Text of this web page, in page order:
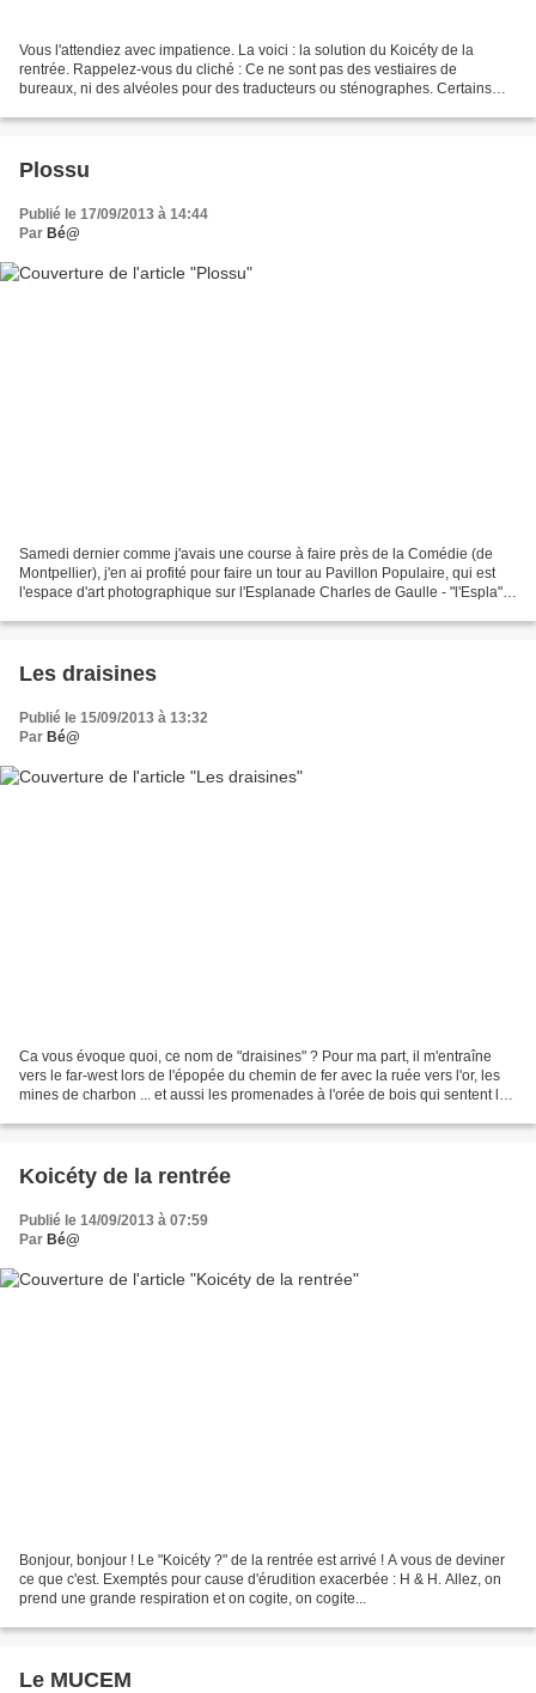
Vous l'attendiez avec impatience. La voici : la solution du Koicéty de la
rentrée. Rappelez-vous du cliché : Ce ne sont pas des vestiaires de
bureaux, ni des alvéoles pour des traducteurs ou sténographes. Certains
Plossu
Publié le 17/09/2013 à 14:44
Par Bé@
Samedi dernier comme j'avais une course à faire près de la Comédie (de
Montpellier), j'en ai profité pour faire un tour au Pavillon Populaire, qui est
l'espace d'art photographique sur l'Esplanade Charles de Gaulle - "l'Espla",
Les draisines
Publié le 15/09/2013 à 13:32
Par Bé@
Ca vous évoque quoi, ce nom de "draisines" ? Pour ma part, il m'entraîne
vers le far-west lors de l'épopée du chemin de fer avec la ruée vers l'or, les
mines de charbon ... et aussi les promenades à l'orée de bois qui sentent le
Koicéty de la rentrée
Publié le 14/09/2013 à 07:59
Par Bé@
Bonjour, bonjour ! Le "Koicéty ?" de la rentrée est arrivé ! A vous de deviner
ce que c'est. Exemptés pour cause d'érudition exacerbée : H & H. Allez, on
prend une grande respiration et on cogite, on cogite...
Le MUCEM